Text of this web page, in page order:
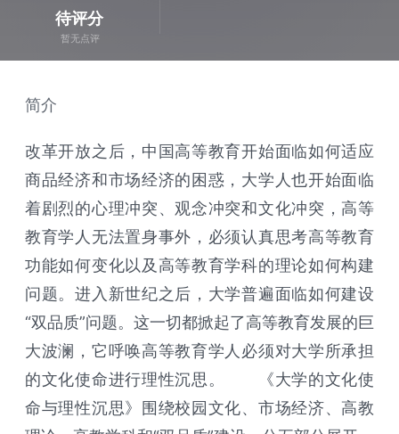
待评分
暂无点评
简介
改革开放之后，中国高等教育开始面临如何适应
商品经济和市场经济的困惑，大学人也开始面临
着剧烈的心理冲突、观念冲突和文化冲突，高等
教育学人无法置身事外，必须认真思考高等教育
功能如何变化以及高等教育学科的理论如何构建
问题。进入新世纪之后，大学普遍面临如何建设
“双品质”问题。这一切都掀起了高等教育发展的巨
大波澜，它呼唤高等教育学人必须对大学所承担
的文化使命进行理性沉思。 《大学的文化使
命与理性沉思》围绕校园文化、市场经济、高教